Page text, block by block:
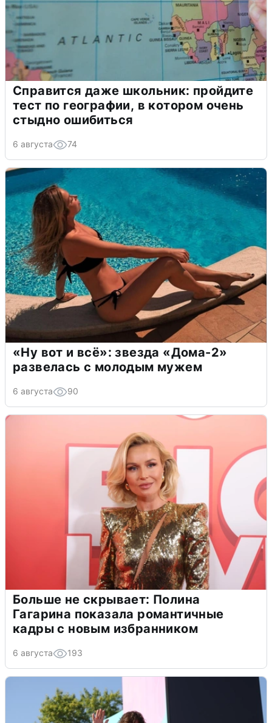
Справится даже школьник: пройдите
тест по географии, в котором очень
стыдно ошибиться
6 августа 74
«Ну вот и всё»: звезда «Дома-2»
развелась с молодым мужем
6 августа 90
Больше не скрывает: Полина
Гагарина показала романтичные
кадры с новым избранником
6 августа 193